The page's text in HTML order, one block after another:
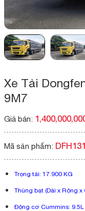
Xe Tải
9M7
Giá bán:
Mã sản phẩm:
Trọng tải: 17.900 KG
Thùng bạt (Dài x Rộng
Động cơ Cummins: